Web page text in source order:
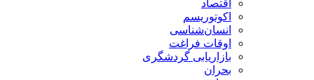
اقتصاد
اکوتوریسم
انسان‌شناسی
اوقات فراغت
بازاریابی گردشگری
بحران